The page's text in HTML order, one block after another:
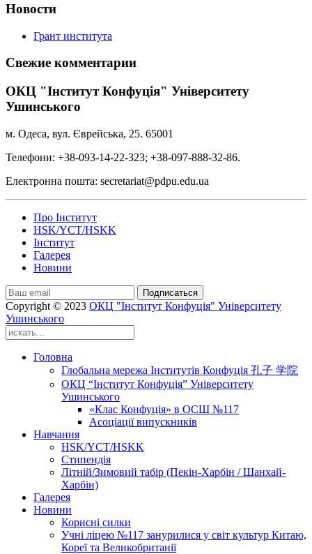
Новости
Грант института
Свежие комментарии
ОКЦ "Інститут Конфуція" Університету
Ушинського
м. Одеса, вул. Єврейська, 25. 65001
Телефони: +38-093-14-22-323; +38-097-888-32-86.
Електронна пошта: secretariat@pdpu.edu.ua
Про Інститут
HSK/YCT/HSKK
Інститут
Галерея
Новини
Подписаться
Copyright © 2023 ОКЦ "Інститут Конфуція" Університету
Ушинського
Головна
Глобальна мережа Інститутів Конфуція 孔子 学院
ОКЦ “Інститут Конфуція” Університету
Ушинського
«Клас Конфуція» в ОСШ №117
Асоціації випускників
Навчання
HSK/YCT/HSKK
Стипендія
Літній/Зимовий табір (Пекін-Харбін / Шанхай-
Харбін)
Галерея
Новини
Корисні силки
Учні ліцею №117 занурилися у світ культур Китаю,
Кореї та Великобританії